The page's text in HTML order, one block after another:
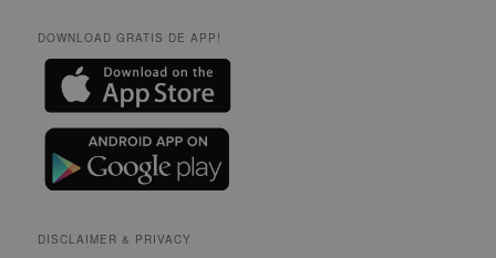
DOWNLOAD GRATIS DE APP!
DISCLAIMER & PRIVACY